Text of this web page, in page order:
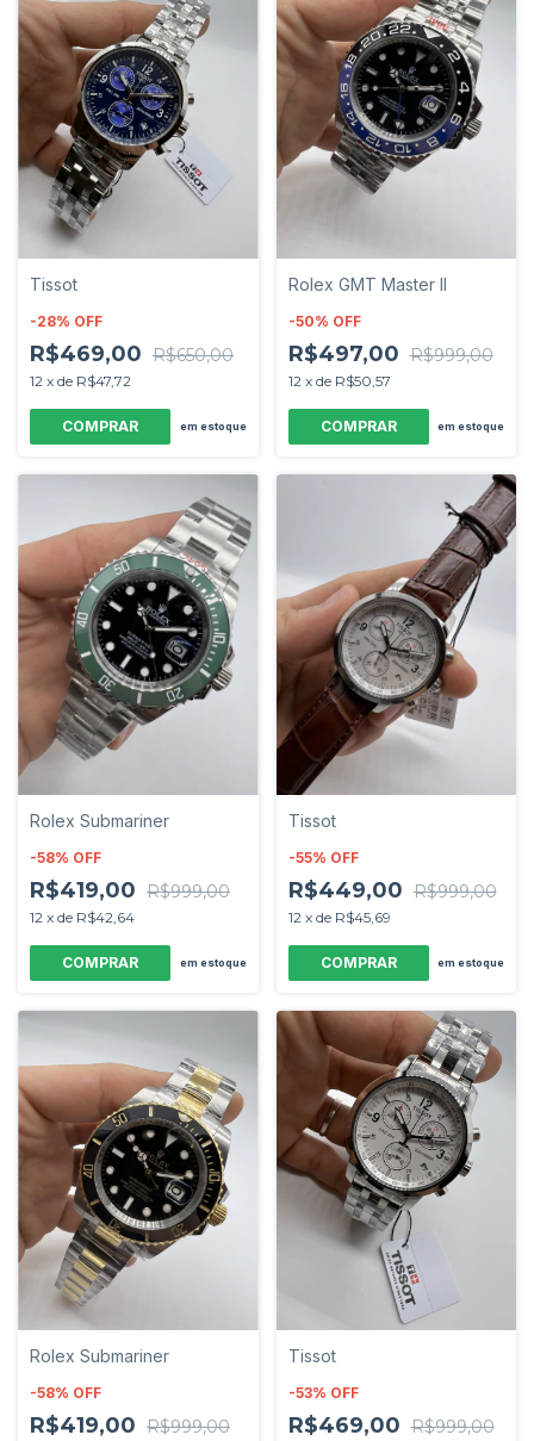
Tissot
-28% OFF
R$469,00 R$650,00
12 x de R$47,72
em estoque
Rolex GMT Master II
-50% OFF
R$497,00 R$999,00
12 x de R$50,57
em estoque
Rolex Submariner
-58% OFF
R$419,00 R$999,00
12 x de R$42,64
em estoque
Tissot
-55% OFF
R$449,00 R$999,00
12 x de R$45,69
em estoque
Rolex Submariner
-58% OFF
R$419,00 R$999,00
Tissot
-53% OFF
R$469,00 R$999,00